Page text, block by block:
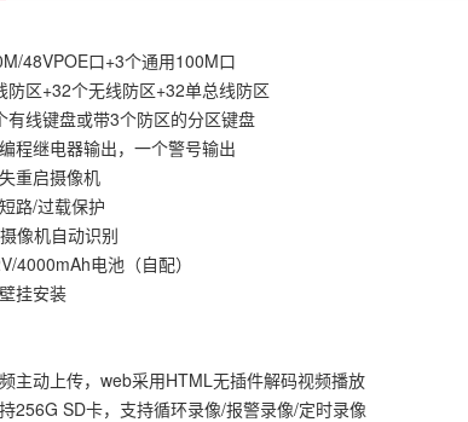
48VPOE口+3个通用100M口
区+32个无线防区+32单总线防区
线键盘或带3个防区的分区键盘
继电器输出，一个警号输出
启摄像机
/过载保护
机自动识别
电池（自配）
挂安装
动上传，web采用HTML无插件解码视频播放
SD卡，支持循环录像/报警录像/定时录像